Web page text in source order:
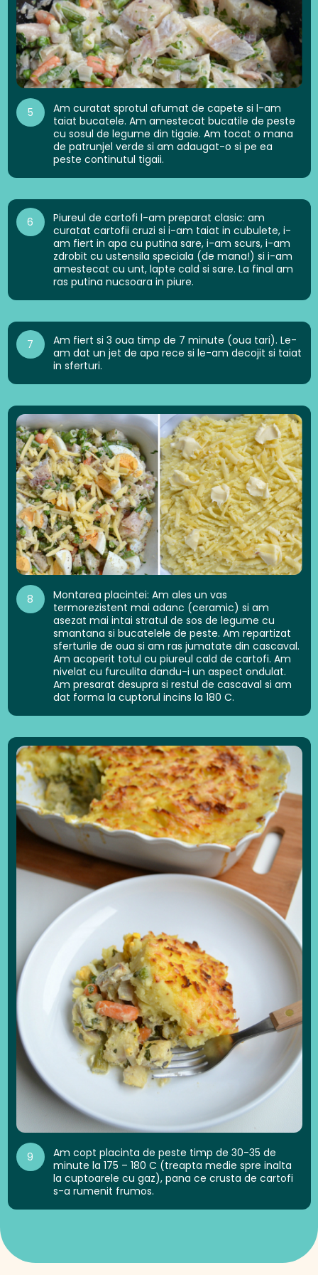
5
Am curatat sprotul afumat de capete si l-am
taiat bucatele. Am amestecat bucatile de peste
cu sosul de legume din tigaie. Am tocat o mana
de patrunjel verde si am adaugat-o si pe ea
peste continutul tigaii.
6
Piureul de cartofi l-am preparat clasic: am
curatat cartofii cruzi si i-am taiat in cubulete, i-
am fiert in apa cu putina sare, i-am scurs, i-am
zdrobit cu ustensila speciala (de mana!) si i-am
amestecat cu unt, lapte cald si sare. La final am
ras putina nucsoara in piure.
7
Am fiert si 3 oua timp de 7 minute (oua tari). Le-
am dat un jet de apa rece si le-am decojit si taiat
in sferturi.
8
Montarea placintei: Am ales un vas
termorezistent mai adanc (ceramic) si am
asezat mai intai stratul de sos de legume cu
smantana si bucatelele de peste. Am repartizat
sferturile de oua si am ras jumatate din cascaval.
Am acoperit totul cu piureul cald de cartofi. Am
nivelat cu furculita dandu-i un aspect ondulat.
Am presarat desupra si restul de cascaval si am
dat forma la cuptorul incins la 180 C.
9
Am copt placinta de peste timp de 30-35 de
minute la 175 – 180 C (treapta medie spre inalta
la cuptoarele cu gaz), pana ce crusta de cartofi
s-a rumenit frumos.